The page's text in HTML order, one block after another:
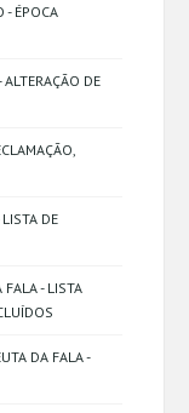
- ÉPOCA
DE
DE
FALA - LISTA
DA FALA -